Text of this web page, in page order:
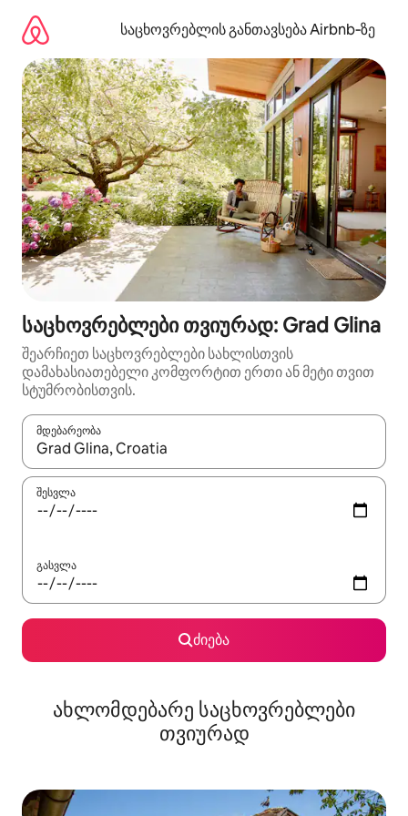
გადასვლა
საცხოვრებლის განთავსება Airbnb‑ზე
საცხოვრებლები თვიურად: Grad Glina
შეარჩიეთ საცხოვრებლები სახლისთვის
დამახასიათებელი კომფორტით ერთი ან მეტი თვით
სტუმრობისთვის.
მდებარეობა
როცა შედეგები ხელმისაწვდომი გახდება, ნავიგაციისთვის
შესვლა
გასვლა
ძიება
ახლომდებარე საცხოვრებლები
თვიურად